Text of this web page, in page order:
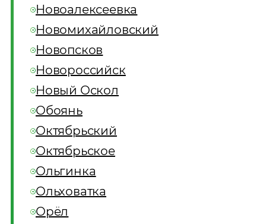
Новоалексеевка
Новомихайловский
Новопсков
Новороссийск
Новый Оскол
Обоянь
Октябрьский
Октябрьское
Ольгинка
Ольховатка
Орёл